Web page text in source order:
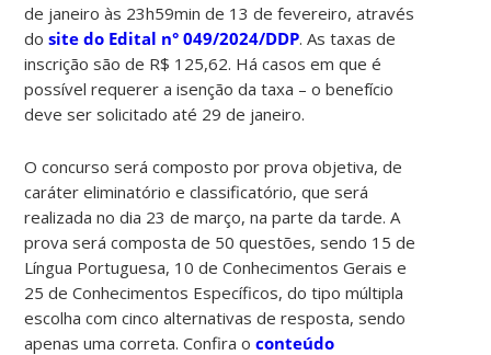
de janeiro às 23h59min de 13 de fevereiro, através
dosite do Edital n° 049/2024/DDP. As taxas de
inscrição são de R$ 125,62. Há casos em que é
possível requerer a isenção da taxa – o benefício
deve ser solicitado até 29 de janeiro.
O concurso será composto por prova objetiva, de
caráter eliminatório e classificatório, que será
realizada no dia 23 de março, na parte da tarde. A
prova será composta de 50 questões, sendo 15 de
Língua Portuguesa, 10 de Conhecimentos Gerais e
25 de Conhecimentos Específicos, do tipo múltipla
escolha com cinco alternativas de resposta, sendo
apenas uma correta. Confira oconteúdo